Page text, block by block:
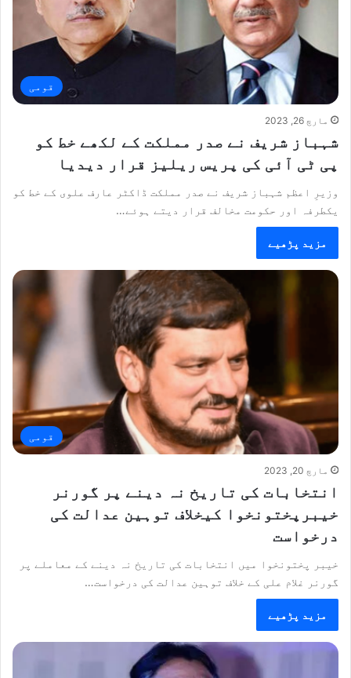
قومی
مارچ 26, 2023
شہباز شریف نے صدر مملکت کے لکھے خط کو
پی ٹی آئی کی پریس ریلیز قرار دیدیا
وزیرِ اعظم شہباز شریف نے صدر مملکت ڈاکٹر عارف علوی کے خط کو
یکطرفہ اور حکومت مخالف قرار دیتے ہوئے…
مزید پڑھیے
قومی
مارچ 20, 2023
انتخابات کی تاریخ نہ دینے پر گورنر
خیبرپختونخوا کیخلاف توہین عدالت کی
درخواست
خیبر پختونخوا میں انتخابات کی تاریخ نہ دینے کے معاملے پر
گورنر غلام علی کے خلاف توہین عدالت کی درخواست…
مزید پڑھیے